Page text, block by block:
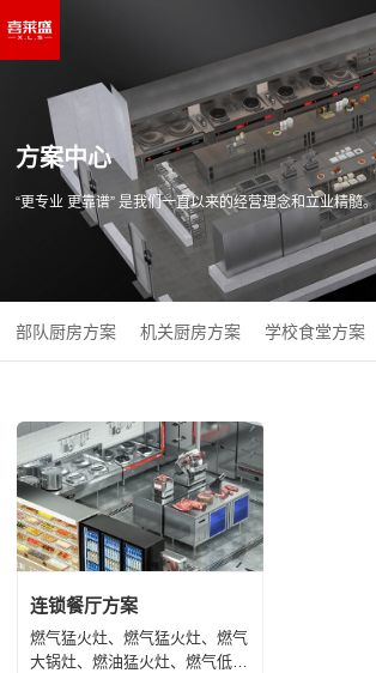
方案中心
“更专业 更靠谱” 是我们一直以来的经营理念和立业精髓。
部队厨房方案 机关厨房方案 学校食堂方案
连锁餐厅方案
燃气猛火灶、燃气猛火灶、燃气
大锅灶、燃油猛火灶、燃气低汤